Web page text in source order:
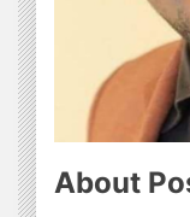
About